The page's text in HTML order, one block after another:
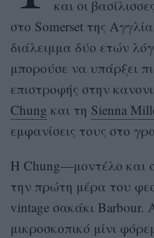
και οι
στο Somerset της
διάλειμμα δύο ετών
μπορούσε να υπάρξει
επιστροφής στην
Chung και τη Sienna
εμφανίσεις τους στο
Η Chung—μοντέλο και
την πρώτη μέρα του
vintage σακάκι
μικροσκοπικό μίνι